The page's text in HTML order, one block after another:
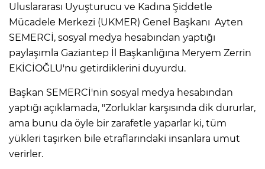
Uluslararası Uyuşturucu ve Kadına Şiddetle
Mücadele Merkezi (UKMER) Genel Başkanı Ayten
SEMERCİ, sosyal medya hesabından yaptığı
paylaşımla Gaziantep İl Başkanlığına Meryem Zerrin
EKİCİOĞLU'nu getirdiklerini duyurdu.
Başkan SEMERCİ'nin sosyal medya hesabından
yaptığı açıklamada, "Zorluklar karşısında dik dururlar,
ama bunu da öyle bir zarafetle yaparlar ki, tüm
yükleri taşırken bile etraflarındaki insanlara umut
verirler.